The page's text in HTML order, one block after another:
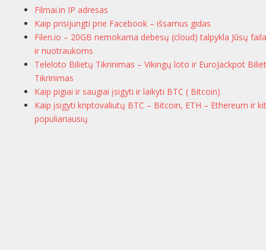
Filmai.in IP adresas
Kaip prisijungti prie Facebook – išsamus gidas
Filen.io – 20GB nemokama debesų (cloud) talpykla Jūsų
ir nuotraukoms
Teleloto Bilietų Tikrinimas – Vikingų loto ir EuroJackpot
Tikrinimas
Kaip pigiai ir saugiai įsigyti ir laikyti BTC ( Bitcoin)
Kaip įsigyti kriptovaliutų BTC – Bitcoin, ETH – Ethereum ir
populiariausių